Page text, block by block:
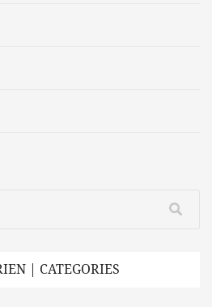
| CATEGORIES